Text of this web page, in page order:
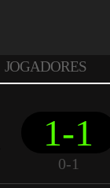
JOGADORES
1-1
0-1